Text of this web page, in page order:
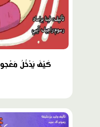
كَيْفَ يَدْخُلُ
محتوى
مميّز